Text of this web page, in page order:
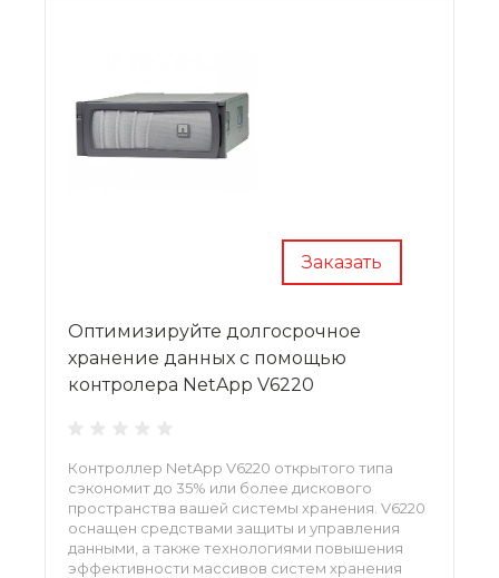
Заказать
Оптимизируйте долгосрочное
хранение данных с помощью
контролера NetApp V6220
Контроллер NetApp V6220 открытого типа
сэкономит до 35% или более дискового
пространства вашей системы хранения. V6220
оснащен средствами защиты и управления
данными, а также технологиями повышения
эффективности массивов систем хранения